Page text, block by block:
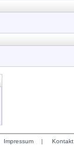
Impressum | Kontakt